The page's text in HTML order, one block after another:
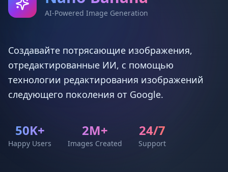
AI-Powered Image Generation
Создавайте потрясающие изображения,
отредактированные ИИ, с помощью
технологии редактирования изображений
следующего поколения от Google.
50K+
Happy Users
2M+
Images Created
24/7
Support